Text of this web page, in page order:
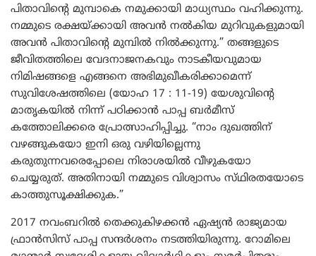
പിതാവിന്റെ മുമ്പാകെ നമുക്കായി മാധ്യസ്ഥം വഹിക്കുന്നു.
നമ്മുടെ രക്ഷയ്ക്കായി അവൻ നൽകിയ മുറിവുകളുമായി
അവൻ പിതാവിന്റെ മുമ്പിൽ നിൽക്കുന്നു.” തങ്ങളുടെ
ജീവിതത്തിലെ വേദനാജനകവും നാടകീയവുമായ
നിമിഷങ്ങളെ എങ്ങനെ അഭിമുഖീകരിക്കാമെന്ന്
സുവിശേഷത്തിലെ (യോഹ 17 : 11-19) യേശുവിന്റെ
മാതൃകയിൽ നിന്ന് പഠിക്കാൻ പാപ്പ ബർമീസ്
കത്തോലിക്കരെ പ്രോത്സാഹിപ്പിച്ചു. “നാം ദുഖത്തിന്
വഴങ്ങുകയോ ഇനി ഒരു വഴിയില്ലെന്നു
കരുതുന്നവരെപ്പോലെ നിരാശയിൽ വീഴുകയോ
ചെയ്യരുത്. അതിനായി നമ്മുടെ വിശ്വാസം സ്‌ഥിരതയോടെ
കാത്തുസൂക്ഷിക്കുക.”
2017 നവംബറിൽ തെക്കുകിഴക്കൻ ഏഷ്യൻ രാജ്യമായ
ഫ്രാൻസിസ് പാപ്പ സന്ദർശനം നടത്തിയിരുന്നു. റോമിലെ